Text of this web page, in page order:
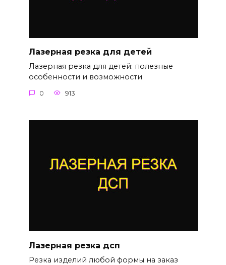
Лазерная резка для детей
Лазерная резка для детей: полезные
особенности и возможности
0 913
Лазерная резка дсп
Резка изделий любой формы на заказ